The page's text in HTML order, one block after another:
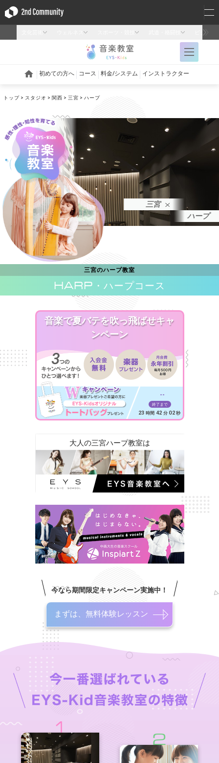
トップ スタジオ 関西 三宮 ハープ
三宮
ハープ
三宮のハープ教室
HARP ・ハープコース
音楽で夏バテを吹っ飛ばせキャ
ンペーン
--
終了まで
23 時間 42 分 00 秒
大人の三宮ハープ教室は
今なら期間限定キャンペーン実施中！
まずは、無料体験レッスン
1
2